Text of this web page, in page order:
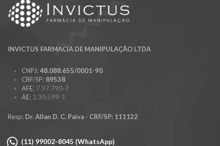
INVICTUS FARMACIA DE MANIPULAÇÃO LTDA
CNPJ:48.088.655/0001-90
CRF/SP: 89538
AFE: 7.97.790-7
AE: 1.30.599-1
Resp: Dr. Allan D. C. Paiva - CRF/SP: 111122
(11) 99002-8045 (WhatsApp)